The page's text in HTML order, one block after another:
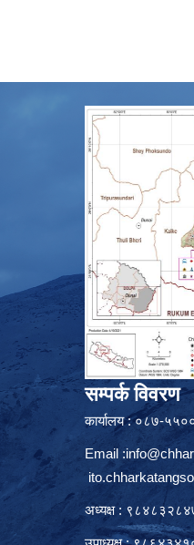
सम्पर्क विवरण
कार्यालय : ०८७-
Email :
अध्यक्ष :